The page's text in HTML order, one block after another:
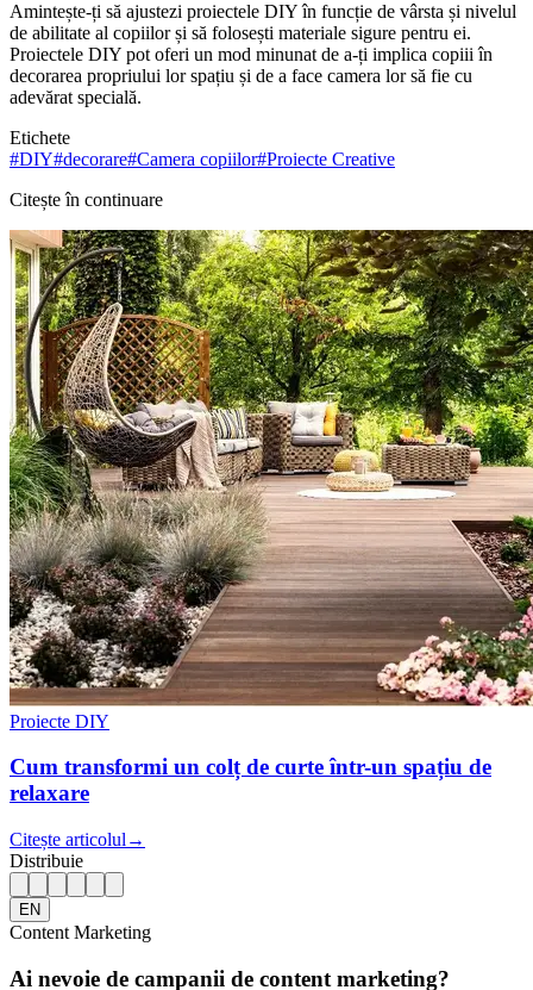
Amintește-ți să ajustezi proiectele DIY în funcție de vârsta și nivelul
de abilitate al copiilor și să folosești materiale sigure pentru ei.
Proiectele DIY pot oferi un mod minunat de a-ți implica copiii în
decorarea propriului lor spațiu și de a face camera lor să fie cu
adevărat specială.
Etichete
#DIY#decorare#Camera copiilor#Proiecte Creative
Citește în continuare
Proiecte DIY
Cum transformi un colț de curte într-un spațiu de
relaxare
Citește articolul →
Distribuie
EN
Content Marketing
Ai nevoie de campanii de content marketing?